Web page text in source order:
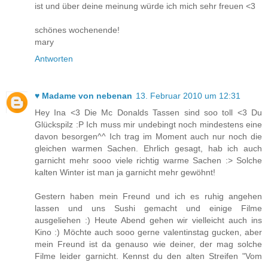
ist und über deine meinung würde ich mich sehr freuen <3
schönes wochenende!
mary
Antworten
♥ Madame von nebenan 13. Februar 2010 um 12:31
Hey Ina <3 Die Mc Donalds Tassen sind soo toll <3 Du
Glückspilz :P Ich muss mir undebingt noch mindestens eine
davon besorgen^^ Ich trag im Moment auch nur noch die
gleichen warmen Sachen. Ehrlich gesagt, hab ich auch
garnicht mehr sooo viele richtig warme Sachen :> Solche
kalten Winter ist man ja garnicht mehr gewöhnt!
Gestern haben mein Freund und ich es ruhig angehen
lassen und uns Sushi gemacht und einige Filme
ausgeliehen :) Heute Abend gehen wir vielleicht auch ins
Kino :) Möchte auch sooo gerne valentinstag gucken, aber
mein Freund ist da genauso wie deiner, der mag solche
Filme leider garnicht. Kennst du den alten Streifen "Vom